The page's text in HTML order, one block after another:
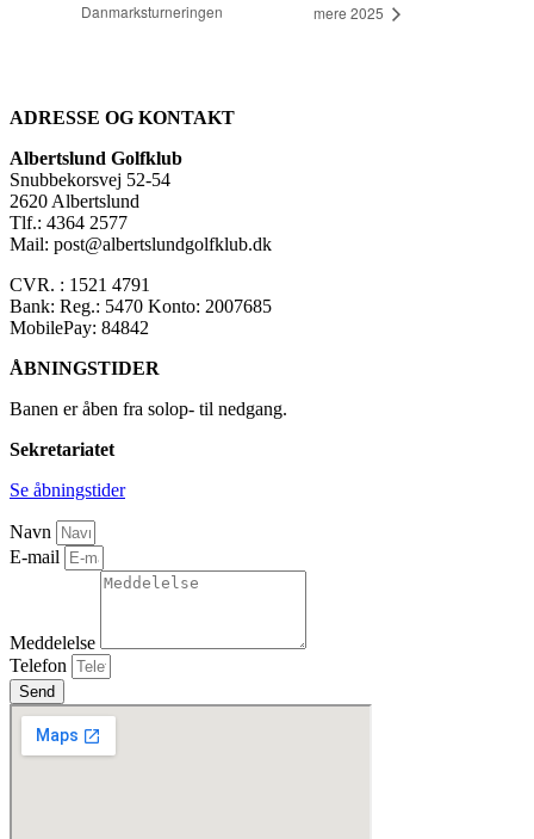
Danmarksturneringen
mere 2025
ADRESSE OG KONTAKT
Albertslund Golfklub
Snubbekorsvej 52-54
2620 Albertslund
Tlf.: 4364 2577
Mail: post@albertslundgolfklub.dk
CVR. : 1521 4791
Bank: Reg.: 5470 Konto: 2007685
MobilePay: 84842
ÅBNINGSTIDER
Banen er åben fra solop- til nedgang.
Sekretariatet
Se åbningstider
Navn
E-mail
Meddelelse
Telefon
Send